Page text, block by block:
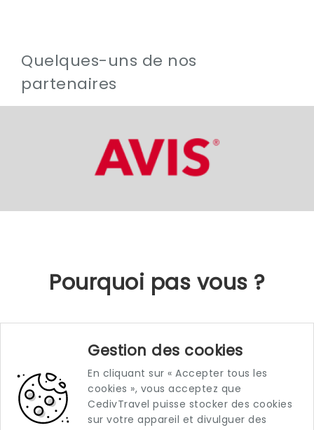
Quelques-uns de nos
partenaires
Pourquoi pas vous ?
indépendance tout en vous apportant les outils
et le soutien nécessaires pour développer votre
activité.
Contactez-nous dès aujourd’hui et découvrez
Gestion des cookies
En cliquant sur « Accepter tous les
cookies », vous acceptez que
CedivTravel puisse stocker des cookies
sur votre appareil et divulguer des